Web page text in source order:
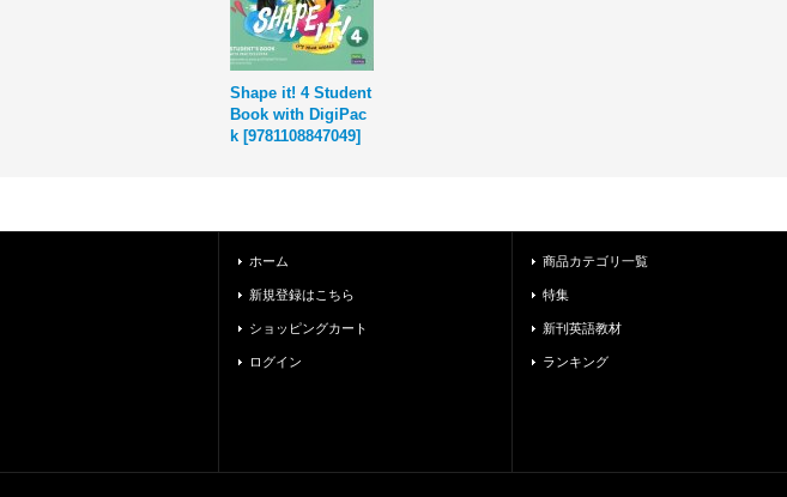
Shape it! 4 Student
Book with DigiPac
k [9781108847049]
ホーム
新規登録はこちら
ショッピングカート
ログイン
商品カテゴリ一覧
特集
新刊英語教材
ランキング